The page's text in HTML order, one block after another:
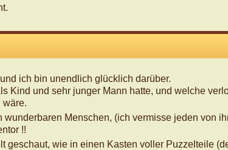
ich bin unendlich glücklich darüber.
Kind und sehr junger Mann hatte, und welche
wäre.
wunderbaren Menschen, (ich vermisse jeden von
!!
geschaut, wie in einen Kasten voller Puzzelteile